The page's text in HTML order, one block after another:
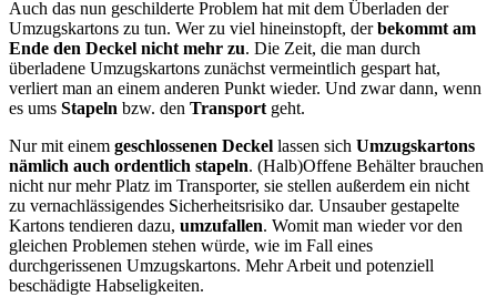
Auch das nun geschilderte Problem hat mit dem Überladen der
Umzugskartons zu tun. Wer zu viel hineinstopft, derbekommt am
Ende den Deckel nicht mehr zu. Die Zeit, die man durch
überladene Umzugskartons zunächst vermeintlich gespart hat,
verliert man an einem anderen Punkt wieder. Und zwar dann, wenn
es ums Stapeln bzw. den Transportgeht.
Nur mit einem geschlossenen Deckel lassen sich Umzugskartons
nämlich auch ordentlich stapeln. (Halb)Offene Behälter brauchen
nicht nur mehr Platz im Transporter, sie stellen außerdem ein nicht
zu vernachlässigendes Sicherheitsrisiko dar. Unsauber gestapelte
Kartons tendieren dazu, umzufallen. Womit man wieder vor den
gleichen Problemen stehen würde, wie im Fall eines
durchgerissenen Umzugskartons. Mehr Arbeit und potenziell
beschädigte Habseligkeiten.